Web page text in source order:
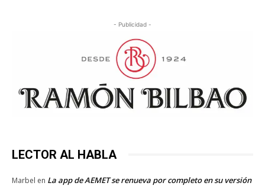
- Publicidad -
LECTOR AL HABLA
Marbel en La app de AEMET se renueva por completo en su versión